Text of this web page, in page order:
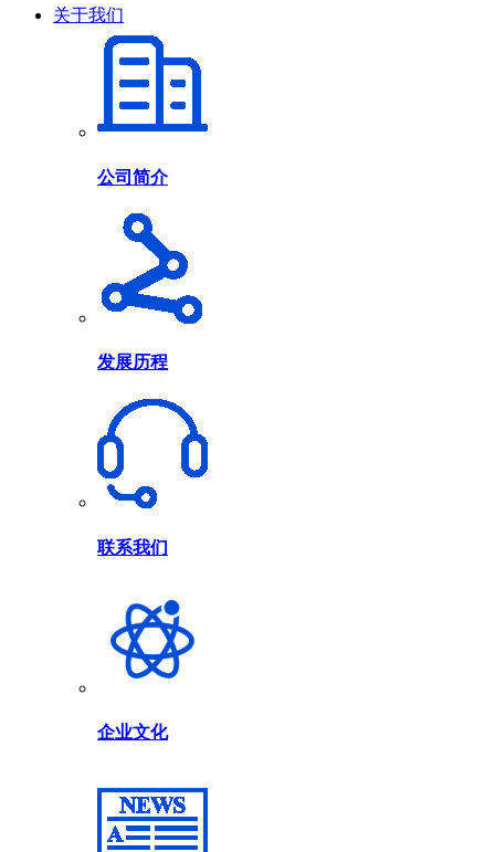
关于我们
公司简介
发展历程
联系我们
企业文化